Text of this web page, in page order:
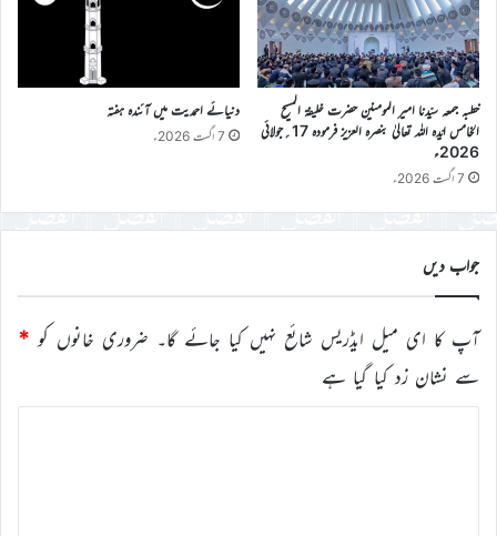
خطبہ جمعہ سیّدنا امیر المومنین حضرت خلیفۃ المسیح
الخامس ایّدہ اللہ تعالیٰ بنصرہ العزیز فرمودہ 17؍جولائی
2026ء
7 اگست 2026ء
دنیائے احمدیت میں آئندہ ہفتہ
7 اگست 2026ء
جواب دیں
آپ کا ای میل ایڈریس شائع نہیں کیا جائے گا۔ ضروری خانوں کو *
سے نشان زد کیا گیا ہے